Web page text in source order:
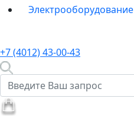
Электрооборудование
+7 (4012) 43-00-43